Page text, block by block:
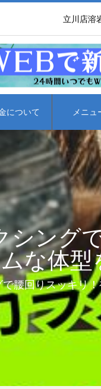
立川店溶
について メニュ
シング
な体型
腰回りスッキリ